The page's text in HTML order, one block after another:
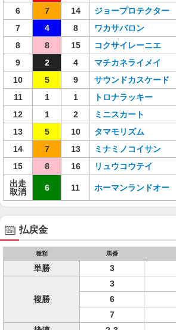
6
7 14 ジョープロテクター
7
4 8 ワカサバロン
8
8 15 コクサイレーニエ
9
2 4 マチカネライメイ
10
5 9 サウンドカスケード
11
1 1 トロナラッキー
12
1 2 ミニスカート
13
5 10 タマモリズム
14
7 13 ミナミノコイサン
15
8 16 リュウコウテイ
出走
取消
6 11 ホーマンランドオー
払戻金
種類 馬番
単勝 3
複勝
3
6
7